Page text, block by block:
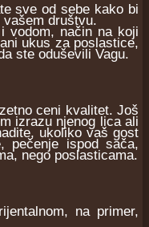
sve od sebe kako bi
društvu.
vodom, način na koji
ukus za poslastice,
ste oduševili Vagu.
ceni kvalitet. Još
izrazu njenog lica ali
ukoliko vaš gost
pečenje ispod sača,
nego poslasticama.
na primer,